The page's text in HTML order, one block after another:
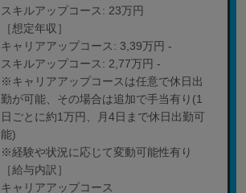
スキルアップコース: 23万円
［想定年収］
キャリアアップコース: 3,39万円 -
スキルアップコース: 2,77万円 -
※キャリアアップコースは任意で休日出
勤が可能、その場合は追加で手当有り(1
日ごとに約1万円、月4日まで休日出勤可
能)
※経験や状況に応じて変動可能性有り
［給与内訳］
キャリアアップコース